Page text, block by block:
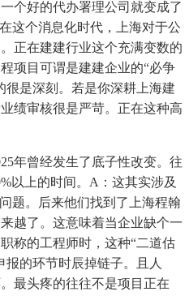
好的代办署理公司就变成了
这个消息化时代，上海对于公
正在建建行业这个充满变数的
项目可谓是建建企业的“必争
很是深刻。若是你深耕上海建
绩审核很是严苛。正在这种高
曾经发生了底子性改变。往
以上的时间。A：这其实涉及
题。后来他们找到了上海程翰
越了。这意味着当企业缺个一
称的工程师时，这种“二道估
的环节时辰掉链子。且人
最头疼的往往不是项目正在